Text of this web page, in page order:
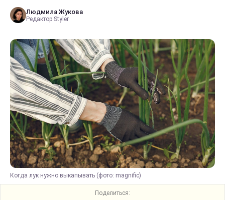
Людмила Жукова
Редактор Styler
Когда лук нужно выкапывать (фото: magnific)
Поделиться: